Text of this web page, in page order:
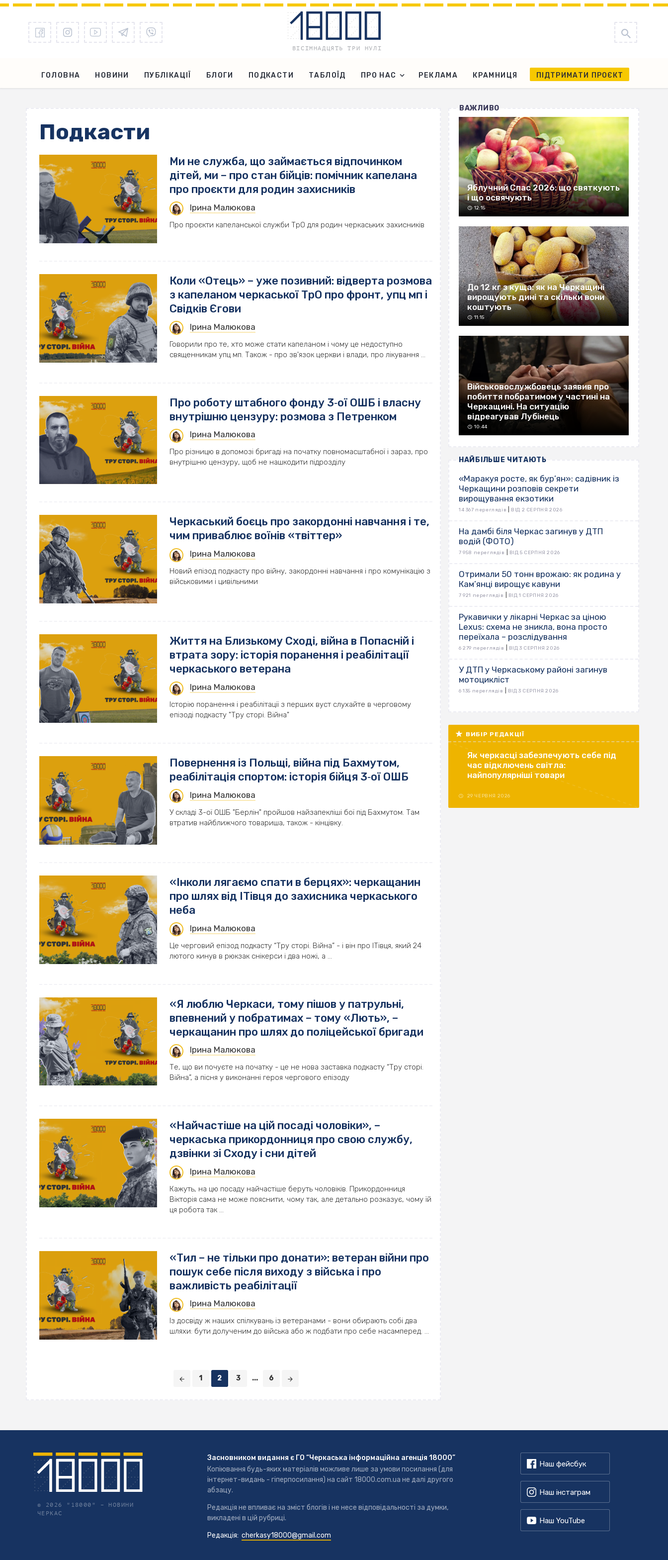
ГОЛОВНА НОВИНИ ПУБЛІКАЦІЇ БЛОГИ ПОДКАСТИ ТАБЛОЇД ПРО НАС РЕКЛАМА КРАМНИЦЯ ПІДТРИМАТИ ПРОЄКТ
Подкасти
Ми не служба, що займається відпочинком
дітей, ми – про стан бійців: помічник капелана
про проєкти для родин захисників
Ірина Малюкова
Про проєкти капеланської служби ТрО для родин черкаських захисників
Коли «Отець» – уже позивний: відверта розмова
з капеланом черкаської ТрО про фронт, упц мп і
Свідків Єгови
Ірина Малюкова
Говорили про те, хто може стати капеланом і чому це недоступно
священникам упц мп. Також - про зв'язок церкви і влади, про лікування ...
Про роботу штабного фонду 3‐ої ОШБ і власну
внутрішню цензуру: розмова з Петренком
Ірина Малюкова
Про різницю в допомозі бригаді на початку повномасштабної і зараз, про
внутрішню цензуру, щоб не нашкодити підрозділу
Черкаський боєць про закордонні навчання і те,
чим приваблює воїнів «твіттер»
Ірина Малюкова
Новий епізод подкасту про війну, закордонні навчання і про комунікацію з
військовими і цивільними
Життя на Близькому Сході, війна в Попасній і
втрата зору: історія поранення і реабілітації
черкаського ветерана
Ірина Малюкова
Історію поранення і реабілітації з перших вуст слухайте в черговому
епізоді подкасту "Тру сторі. Війна"
Повернення із Польщі, війна під Бахмутом,
реабілітація спортом: історія бійця 3‐ої ОШБ
Ірина Малюкова
У складі 3-ої ОШБ "Берлін" пройшов найзапекліші бої під Бахмутом. Там
втратив найближчого товариша, також - кінцівку.
«Інколи лягаємо спати в берцях»: черкащанин
про шлях від ІТівця до захисника черкаського
неба
Ірина Малюкова
Це черговий епізод подкасту “Тру сторі. Війна” - і він про ІТівця, який 24
лютого кинув в рюкзак снікерси і два ножі, а ...
«Я люблю Черкаси, тому пішов у патрульні,
впевнений у побратимах – тому «Лють», –
черкащанин про шлях до поліцейської бригади
Ірина Малюкова
Те, що ви почуєте на початку - це не нова заставка подкасту “Тру сторі.
Війна”, а пісня у виконанні героя чергового епізоду
«Найчастіше на цій посаді чоловіки», –
черкаська прикордонниця про свою службу,
дзвінки зі Сходу і сни дітей
Ірина Малюкова
Кажуть, на цю посаду найчастіше беруть чоловіків. Прикордонниця
Вікторія сама не може пояснити, чому так, але детально розказує, чому їй
ця робота так ...
«Тил – не тільки про донати»: ветеран війни про
пошук себе після виходу з війська і про
важливість реабілітації
Ірина Малюкова
Із досвіду ж наших спілкувань із ветеранами - вони обирають собі два
шляхи: бути долученим до війська або ж подбати про себе насамперед. ...
1 2 3 ... 6
ВАЖЛИВО
Яблучний Спас 2026: що святкують
і що освячують
12:15
До 12 кг з куща: як на Черкащині
вирощують дині та скільки вони
коштують
11:15
Військовослужбовець заявив про
побиття побратимом у частині на
Черкащині. На ситуацію
відреагував Лубінець
10:44
НАЙБІЛЬШЕ ЧИТАЮТЬ
«Маракуя росте, як бур’ян»: садівник із
Черкащини розповів секрети
вирощування екзотики
14 367 переглядів ВІД 2 СЕРПНЯ 2026
На дамбі біля Черкас загинув у ДТП
водій (ФОТО)
7 958 переглядів ВІД 5 СЕРПНЯ 2026
Отримали 50 тонн врожаю: як родина у
Кам’янці вирощує кавуни
7 921 переглядів ВІД 1 СЕРПНЯ 2026
Рукавички у лікарні Черкас за ціною
Lexus: схема не зникла, вона просто
переїхала – розслідування
6 279 переглядів ВІД 3 СЕРПНЯ 2026
У ДТП у Черкаському районі загинув
мотоцикліст
6 135 переглядів ВІД 3 СЕРПНЯ 2026
ВИБІР РЕДАКЦІЇ
Як черкасці забезпечують себе під
час відключень світла:
найпопулярніші товари
29 ЧЕРВНЯ 2026
© 2026 "18000" –НОВИНИ
ЧЕРКАС
Засновником видання є ГО “Черкаська інформаційна агенція 18000”
Копіювання будь-яких матеріалів можливе лише за умови посилання (для
інтернет-видань - гіперпосилання) на сайт 18000.com.ua не далі другого
абзацу.
Редакція не впливає на зміст блогів і не несе відповідальності за думки,
викладені в цій рубриці.
Редакція: cherkasy18000@gmail.com
Наш фейсбук
Наш інстаграм
Наш YouTube